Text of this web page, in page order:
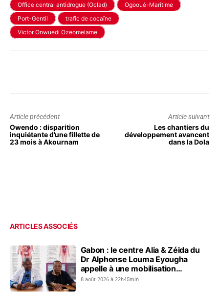
Office central antidrogue (Oclad)
Ogooué-Maritime
Port-Gentil
trafic de cocaïne
Victor Onwuedi Ozeomelame
Article précédent
Owendo : disparition
inquiétante d’une fillette de
23 mois à Akournam
Article suivant
Les chantiers du
développement avancent
dans la Dola
ARTICLES ASSOCIÉS
Gabon : le centre Alia & Zéida du
Dr Alphonse Louma Eyougha
appelle à une mobilisation
collective contre les addictions
8 août 2026 à 22h45min